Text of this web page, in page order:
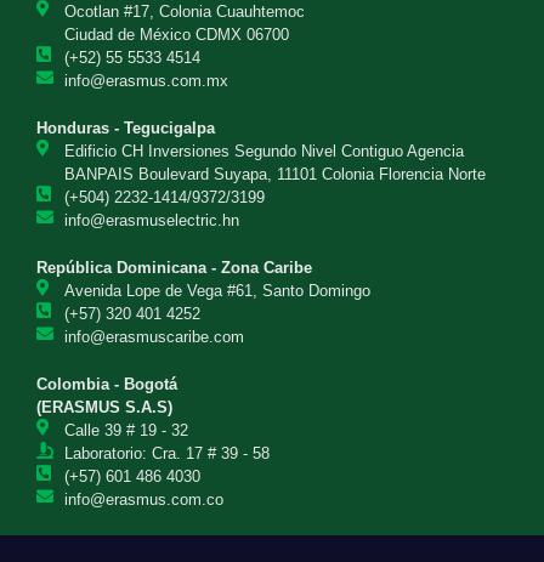
Ocotlan #17, Colonia Cuauhtemoc
Ciudad de México CDMX 06700
(+52) 55 5533 4514
info@erasmus.com.mx
Honduras - Tegucigalpa
Edificio CH Inversiones Segundo Nivel Contiguo Agencia
BANPAIS Boulevard Suyapa, 11101 Colonia Florencia Norte
(+504) 2232-1414/9372/3199
info@erasmuselectric.hn
República Dominicana - Zona Caribe
Avenida Lope de Vega #61, Santo Domingo
(+57) 320 401 4252
info@erasmuscaribe.com
Colombia - Bogotá
(ERASMUS S.A.S)
Calle 39 # 19 - 32
Laboratorio: Cra. 17 # 39 - 58
(+57) 601 486 4030
info@erasmus.com.co